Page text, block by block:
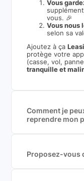
Vous
vous. 🎉
Vous nous
selon sa
Ajoutez à ça
protège votre
(casse, vol,
tranquille et
Comment je
reprendre mon
garantir le
sommes
Proposez-vous